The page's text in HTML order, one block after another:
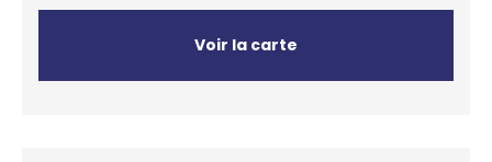
Voir la carte